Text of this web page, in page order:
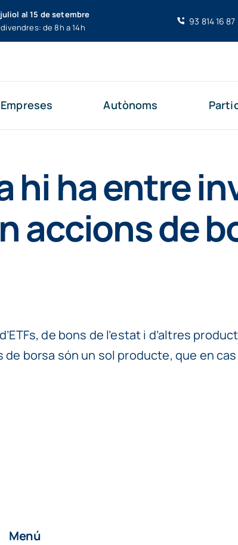
al 15 de setembre
de 8h a 14h
93 814 16 87
Empreses Autònoms
hi ha entre
accions de
de bons de l’estat i d’altres
borsa són un sol producte, que en
Menú